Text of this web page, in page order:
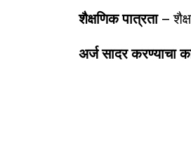
शैक्षणिक पात्रता–
अर्ज सादर करण्याचा